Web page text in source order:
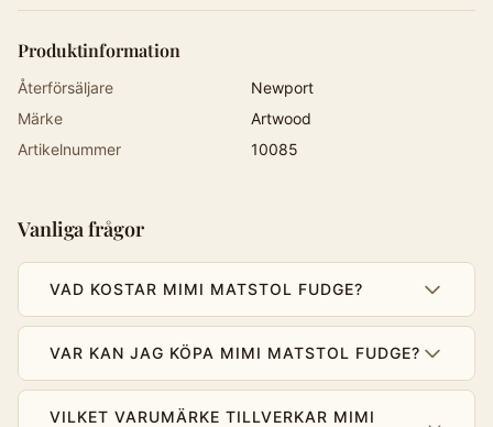
Produktinformation
Återförsäljare
Newport
Märke
Artwood
Artikelnummer
10085
Vanliga frågor
VAD KOSTAR MIMI MATSTOL FUDGE?
VAR KAN JAG KÖPA MIMI MATSTOL FUDGE?
VILKET VARUMÄRKE TILLVERKAR MIMI